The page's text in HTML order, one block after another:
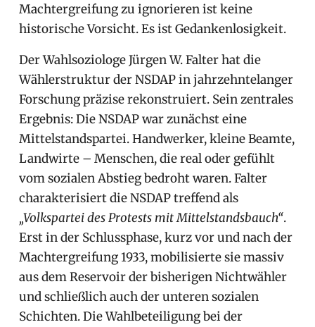
Machtergreifung zu ignorieren ist keine
historische Vorsicht. Es ist Gedankenlosigkeit.
Der Wahlsoziologe Jürgen W. Falter hat die
Wählerstruktur der NSDAP in jahrzehntelanger
Forschung präzise rekonstruiert. Sein zentrales
Ergebnis: Die NSDAP war zunächst eine
Mittelstandspartei. Handwerker, kleine Beamte,
Landwirte – Menschen, die real oder gefühlt
vom sozialen Abstieg bedroht waren. Falter
charakterisiert die NSDAP treffend als
„Volkspartei des Protests mit Mittelstandsbauch“.
Erst in der Schlussphase, kurz vor und nach der
Machtergreifung 1933, mobilisierte sie massiv
aus dem Reservoir der bisherigen Nichtwähler
und schließlich auch der unteren sozialen
Schichten. Die Wahlbeteiligung bei der